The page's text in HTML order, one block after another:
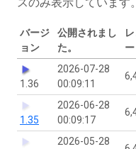
バージ
ョン
公開されまし
た。
1.36
2026-07-28
00:09:11
1.35
2026-06-28
00:09:17
2026-05-28